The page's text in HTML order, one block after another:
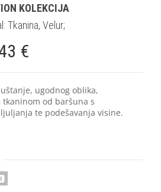
KOLEKCIJA
Tkanina, Velur;
€
ugodnog oblika,
od baršuna s
te podešavanja visine.